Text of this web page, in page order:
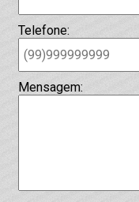
Telefone:
Mensagem: